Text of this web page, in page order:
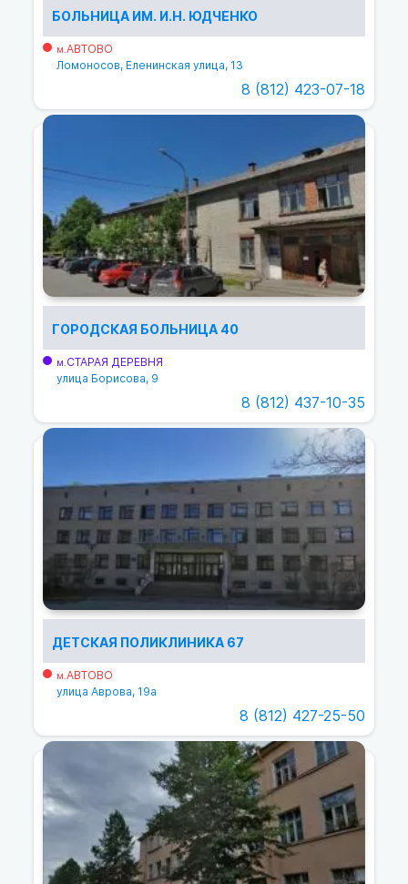
БОЛЬНИЦА ИМ. И.Н. ЮДЧЕНКО
м.АВТОВО
Ломоносов, Еленинская улица, 13
8 (812) 423-07-18
ГОРОДСКАЯ БОЛЬНИЦА 40
м.СТАРАЯ ДЕРЕВНЯ
улица Борисова, 9
8 (812) 437-10-35
ДЕТСКАЯ ПОЛИКЛИНИКА 67
м.АВТОВО
улица Аврова, 19а
8 (812) 427-25-50